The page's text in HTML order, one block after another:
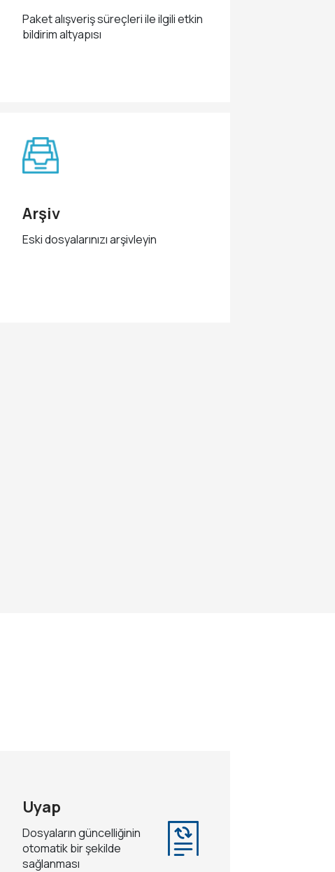
Paket alışveriş süreçleri ile ilgili etkin
bildirim altyapısı
Arşiv
Eski dosyalarınızı arşivleyin
Uyap
Dosyaların güncelliğinin
otomatik bir şekilde
sağlanması